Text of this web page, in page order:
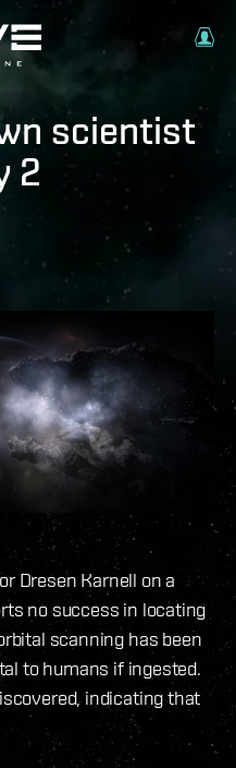
scientist
2
Dresen Karnell on a
no success in locating
scanning has been
to humans if ingested.
indicating that